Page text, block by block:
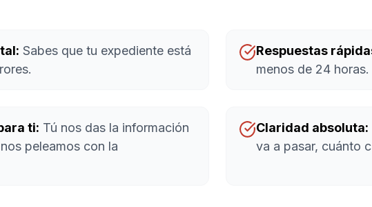
Sabes que tu expediente está
Respuestas
menos de 24
ti: Tú nos das la información
peleamos con la
Claridad absoluta:
va a pasar, cuánto